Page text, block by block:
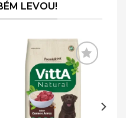
LEVOU!
Adicionar
à lista de
desejos